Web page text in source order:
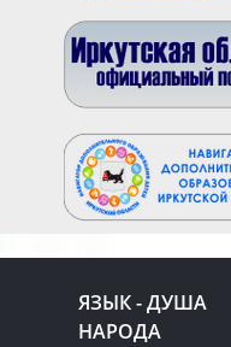
ЯЗЫК - ДУША
НАРОДА